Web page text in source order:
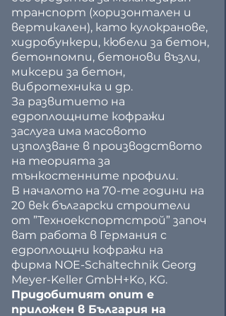
транспорт (хоризонтален и
вертикален), като кулокранове,
хидробункери, кюбели за бетон,
бетонпомпи, бетонови възли,
миксери за бетон,
вибротехника и др.
За развитието на
едроплощните кофражи
заслуга има масовото
използване в производството
на теорията за
тънкостенните профили.
В началото на 70-те години на
20 век български строители
от ”Техноекспортстрой” започ
ват работа в Германия с
едроплощни кофражи на
фирма NOE-Schaltechnik Georg
Meyer-Keller GmbH+Ko, KG.
Придобитият опит е
приложен в България на